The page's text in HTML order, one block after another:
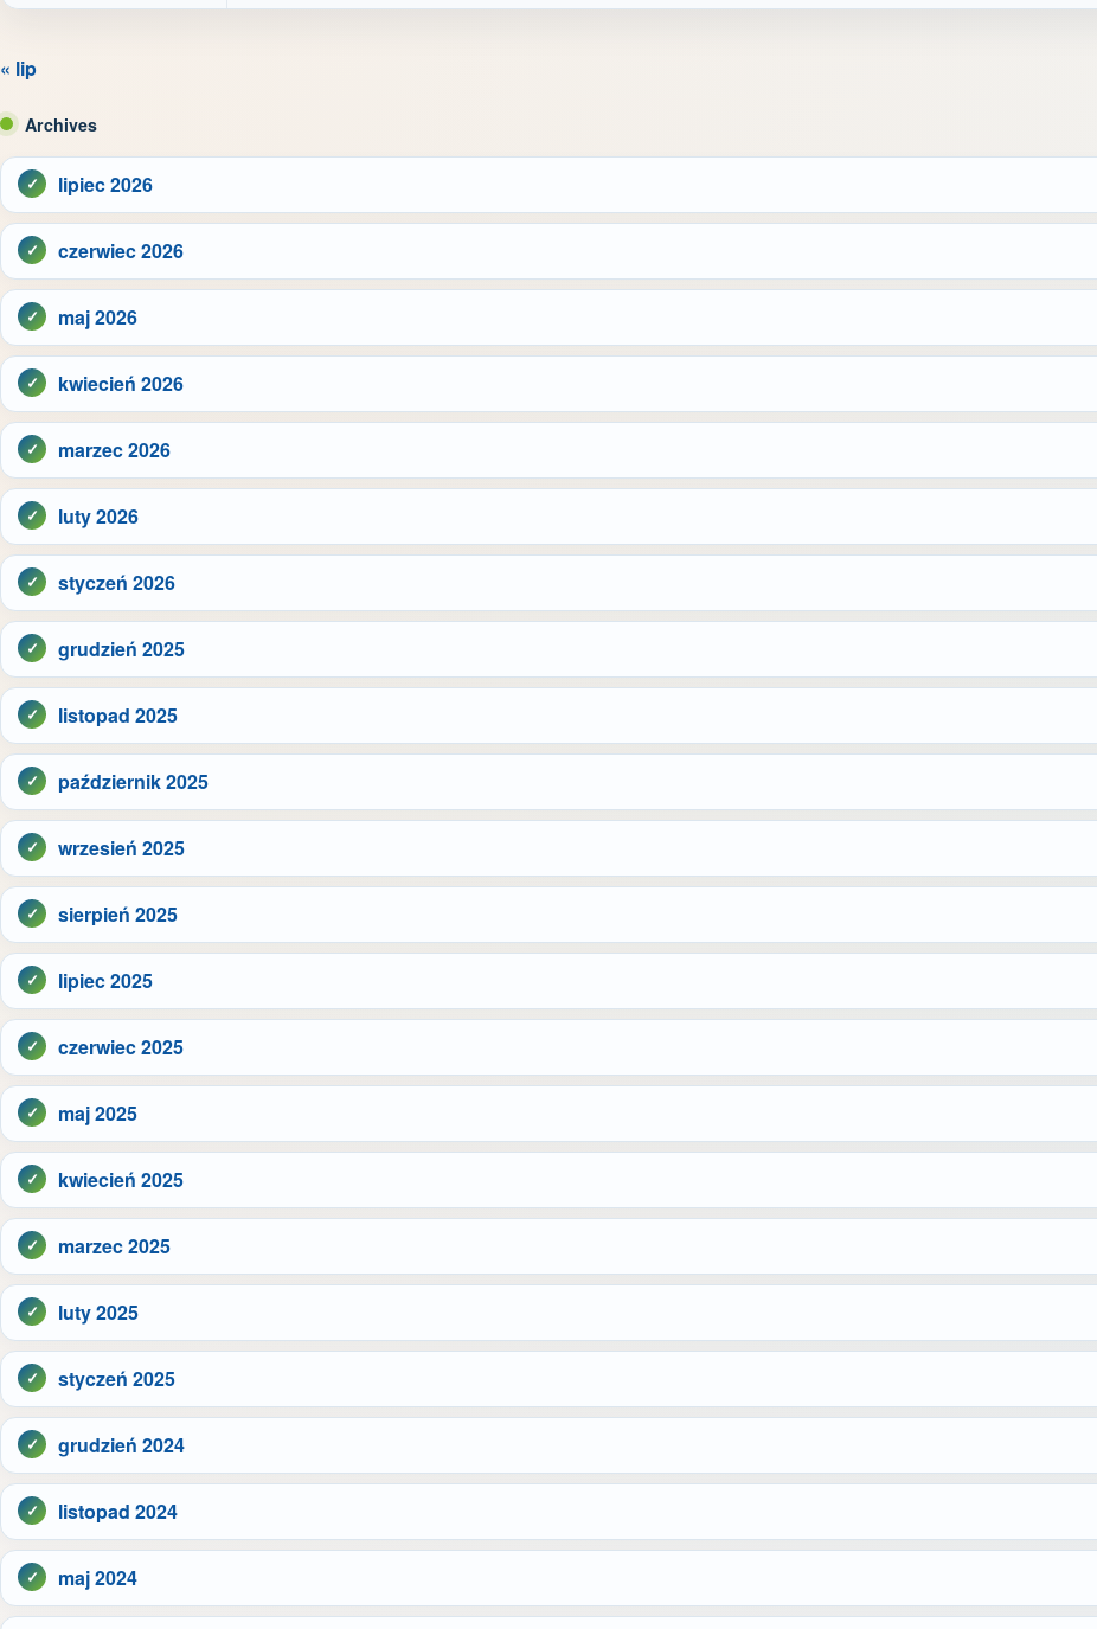
« lip
Archives
lipiec 2026
czerwiec 2026
maj 2026
kwiecień 2026
marzec 2026
luty 2026
styczeń 2026
grudzień 2025
listopad 2025
październik 2025
wrzesień 2025
sierpień 2025
lipiec 2025
czerwiec 2025
maj 2025
kwiecień 2025
marzec 2025
luty 2025
styczeń 2025
grudzień 2024
listopad 2024
maj 2024